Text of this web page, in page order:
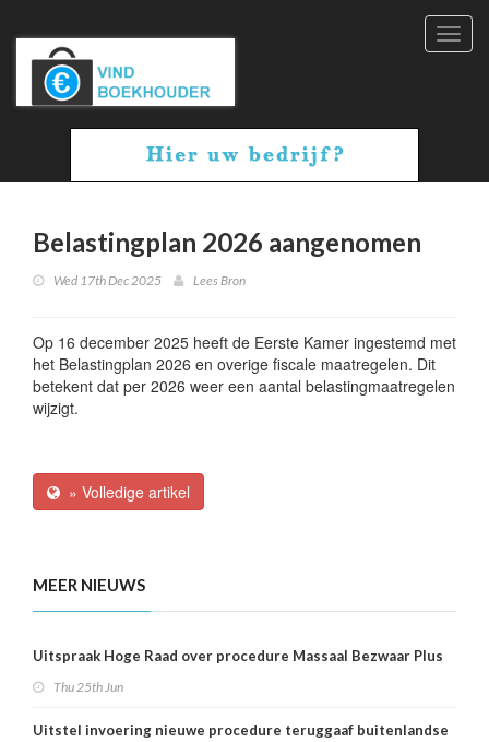
Belastingplan 2026 aangenomen
Wed 17th Dec 2025 Lees Bron
Op 16 december 2025 heeft de Eerste Kamer ingestemd met
het Belastingplan 2026 en overige fiscale maatregelen. Dit
betekent dat per 2026 weer een aantal belastingmaatregelen
wijzigt.
» Volledige artikel
MEER NIEUWS
Uitspraak Hoge Raad over procedure Massaal Bezwaar Plus
Thu 25th Jun
Uitstel invoering nieuwe procedure teruggaaf buitenlandse